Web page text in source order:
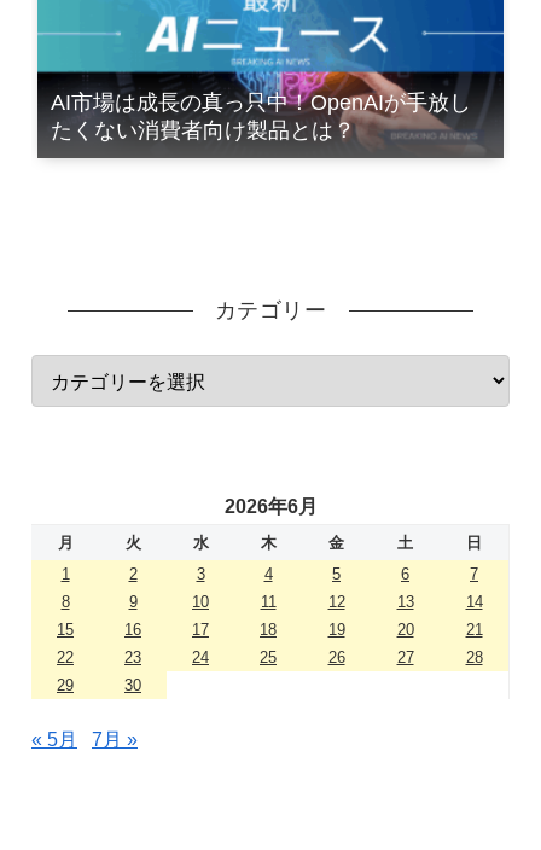
AI市場は成長の真っ只中！OpenAIが手放し
たくない消費者向け製品とは？
カテゴリー
2026年6月
月 火 水 木 金 土
日
1
2 3 4 5 6
7
8
9 10 11 12 13
14
15
16 17 18 19 20
21
22
23 24 25 26 27
28
29
30
« 5月 7月 »